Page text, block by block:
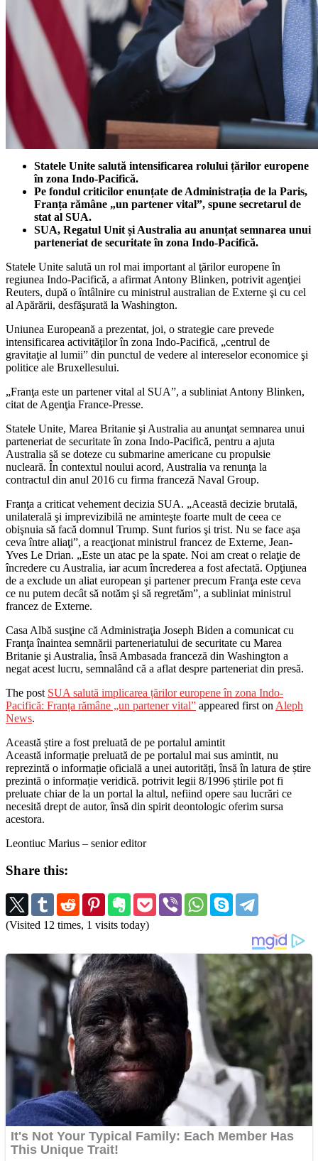
Statele Unite salută intensificarea rolului țărilor europene
în zona Indo-Pacifică.
Pe fondul criticilor enunțate de Administrația de la Paris,
Franța rămâne „un partener vital”, spune secretarul de
stat al SUA.
SUA, Regatul Unit și Australia au anunțat semnarea unui
parteneriat de securitate în zona Indo-Pacifică.
Statele Unite salută un rol mai important al ţărilor europene în
regiunea Indo-Pacifică, a afirmat Antony Blinken, potrivit agenţiei
Reuters, după o întâlnire cu ministrul australian de Externe şi cu cel
al Apărării, desfăşurată la Washington.
Uniunea Europeană a prezentat, joi, o strategie care prevede
intensificarea activităţilor în zona Indo-Pacifică, „centrul de
gravitaţie al lumii” din punctul de vedere al intereselor economice şi
politice ale Bruxellesului.
„Franţa este un partener vital al SUA”, a subliniat Antony Blinken,
citat de Agenţia France-Presse.
Statele Unite, Marea Britanie şi Australia au anunţat semnarea unui
parteneriat de securitate în zona Indo-Pacifică, pentru a ajuta
Australia să se doteze cu submarine americane cu propulsie
nucleară. În contextul noului acord, Australia va renunţa la
contractul din anul 2016 cu firma franceză Naval Group.
Franţa a criticat vehement decizia SUA. „Această decizie brutală,
unilaterală şi imprevizibilă ne aminteşte foarte mult de ceea ce
obişnuia să facă domnul Trump. Sunt furios şi trist. Nu se face aşa
ceva între aliaţi”, a reacţionat ministrul francez de Externe, Jean-
Yves Le Drian. „Este un atac pe la spate. Noi am creat o relaţie de
încredere cu Australia, iar acum încrederea a fost afectată. Opţiunea
de a exclude un aliat european şi partener precum Franţa este ceva
ce nu putem decât să notăm şi să regretăm”, a subliniat ministrul
francez de Externe.
Casa Albă susţine că Administraţia Joseph Biden a comunicat cu
Franţa înaintea semnării parteneriatului de securitate cu Marea
Britanie şi Australia, însă Ambasada franceză din Washington a
negat acest lucru, semnalând că a aflat despre parteneriat din presă.
The post SUA salută implicarea țărilor europene în zona Indo-
Pacifică: Franța rămâne „un partener vital” appeared first on Aleph
News.
Această știre a fost preluată de pe portalul amintit
Această informație preluată de pe portalul mai sus amintit, nu
reprezintă o informație oficială a unei autorități, însă în latura de știre
prezintă o informație veridică. potrivit legii 8/1996 știrile pot fi
preluate chiar de la un portal la altul, nefiind opere sau lucrări ce
necesită drept de autor, însă din spirit deontologic oferim sursa
acestora.
Leontiuc Marius – senior editor
Share this:
(Visited 12 times, 1 visits today)